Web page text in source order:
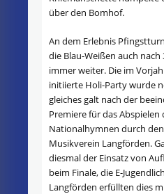
über den Bomhof.
An dem Erlebnis
die Blau-Weißen auch nach
immer weiter. Die im
initiierte Holi-Party wurde
gleiches galt nach der
Premiere für das Abspielen
Nationalhymnen durch den
Musikverein Langförden.
diesmal der Einsatz von
beim Finale, die E-
Langförden erfüllten dies